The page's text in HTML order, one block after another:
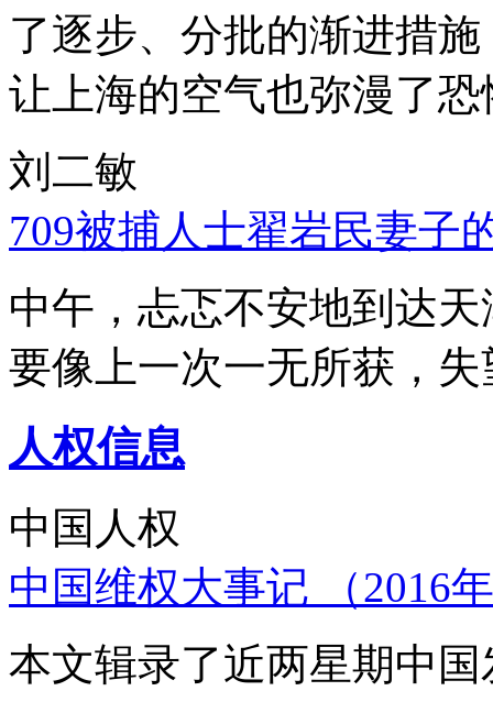
了逐步、分批的渐进措
让上海的空气也弥漫了
刘二敏
709被捕人士翟岩民妻子
中午，忐忑不安地到达
要像上一次一无所获，
人权信息
中国人权
中国维权大事记 （2016
本文辑录了近两星期中